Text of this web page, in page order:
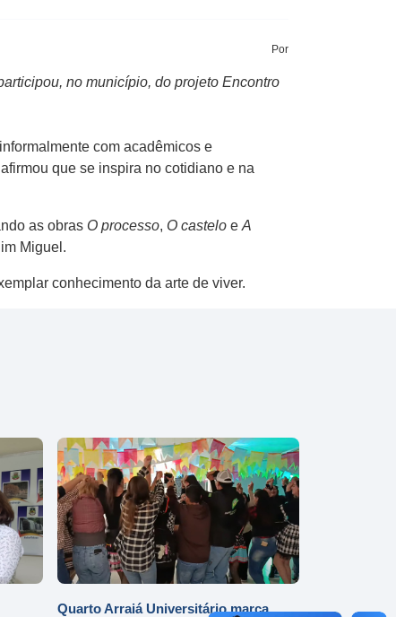
Por
no município, do projeto Encontro
com acadêmicos e
que se inspira no cotidiano e na
as obras O processo, O castelo e A
Miguel.
conhecimento da arte de viver.
Quarto Arraiá Universitário marca